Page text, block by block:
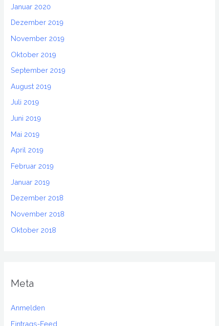
Januar 2020
Dezember 2019
November 2019
Oktober 2019
September 2019
August 2019
Juli 2019
Juni 2019
Mai 2019
April 2019
Februar 2019
Januar 2019
Dezember 2018
November 2018
Oktober 2018
Meta
Anmelden
Eintrags-Feed